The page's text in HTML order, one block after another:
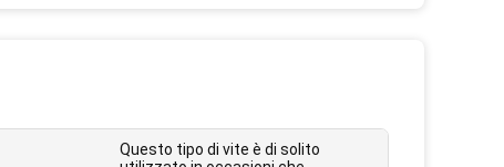
Questo tipo di vite è di solito